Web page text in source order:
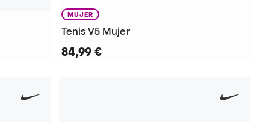
MUJER
Tenis V5 Mujer
84,99 €